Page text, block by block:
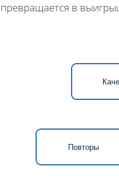
превращается в
Повторы